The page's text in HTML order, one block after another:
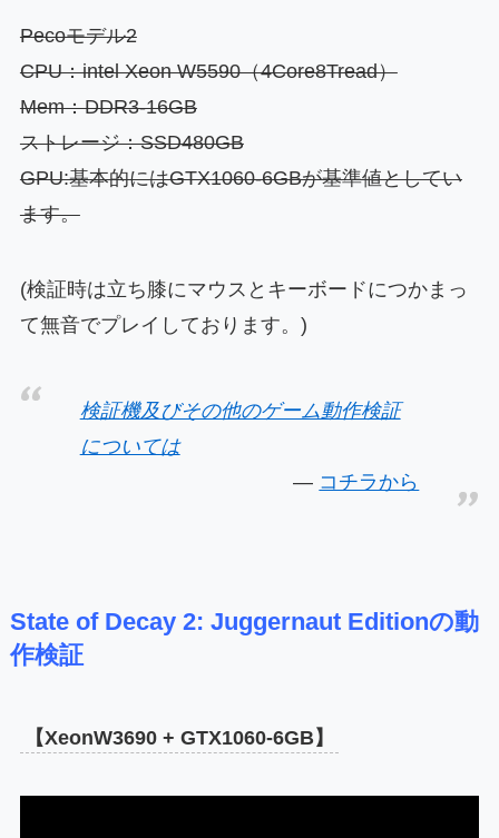
Pecoモデル2
CPU：intel Xeon W5590（4Core8Tread）
Mem：DDR3-16GB
ストレージ：SSD480GB
GPU:基本的にはGTX1060-6GBが基準値としてい
ます。
(検証時は立ち膝にマウスとキーボードにつかまっ
て無音でプレイしております。)
検証機及びその他のゲーム動作検証
については
コチラから
State of Decay 2: Juggernaut Editionの動
作検証
【XeonW3690 + GTX1060-6GB】